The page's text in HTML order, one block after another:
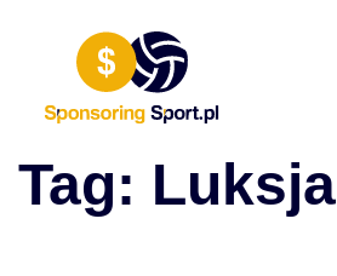
Tag: Luksja